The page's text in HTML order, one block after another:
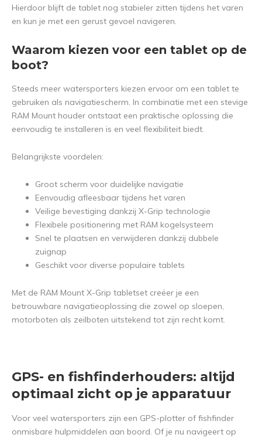
Hierdoor blijft de tablet nog stabieler zitten tijdens het varen
en kun je met een gerust gevoel navigeren.
Waarom kiezen voor een tablet op de
boot?
Steeds meer watersporters kiezen ervoor om een tablet te
gebruiken als navigatiescherm. In combinatie met een stevige
RAM Mount houder ontstaat een praktische oplossing die
eenvoudig te installeren is en veel flexibiliteit biedt.
Belangrijkste voordelen:
Groot scherm voor duidelijke navigatie
Eenvoudig afleesbaar tijdens het varen
Veilige bevestiging dankzij X-Grip technologie
Flexibele positionering met RAM kogelsysteem
Snel te plaatsen en verwijderen dankzij dubbele
zuignap
Geschikt voor diverse populaire tablets
Met de RAM Mount X-Grip tabletset creëer je een
betrouwbare navigatieoplossing die zowel op sloepen,
motorboten als zeilboten uitstekend tot zijn recht komt.
GPS- en fishfinderhouders: altijd
optimaal zicht op je apparatuur
Voor veel watersporters zijn een GPS-plotter of fishfinder
onmisbare hulpmiddelen aan boord. Of je nu navigeert op